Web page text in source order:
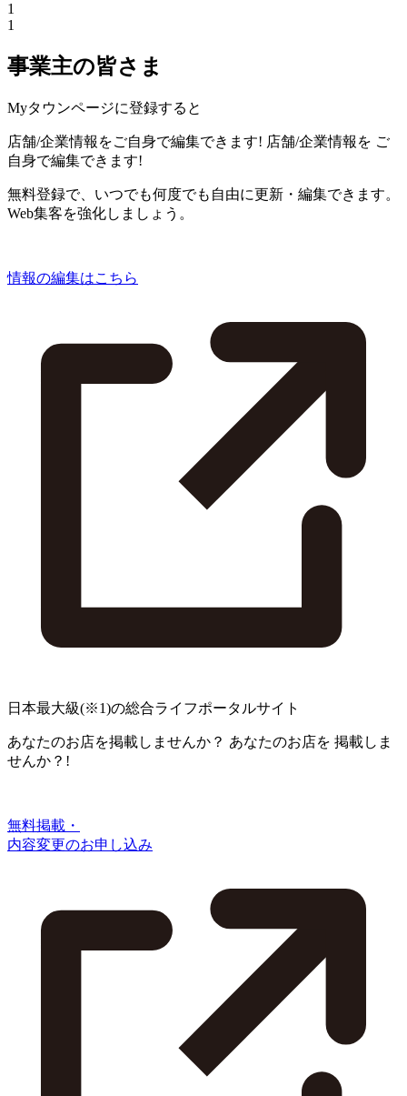
1
1
事業主の皆さま
Myタウンページに登録すると
店舗/企業情報をご自身で編集できます! 店舗/企業情報を ご
自身で編集できます!
無料登録で、いつでも何度でも自由に更新・編集できます。
Web集客を強化しましょう。
情報の編集はこちら
日本最大級(※1)の総合ライフポータルサイト
あなたのお店を掲載しませんか？ あなたのお店を 掲載しま
せんか？!
無料掲載・
内容変更のお申し込み